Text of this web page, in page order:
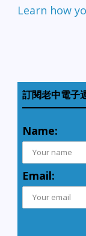
Learn how
訂閱老中電子
Name:
Email: